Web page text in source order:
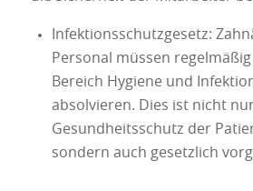
Infektionsschutzgesetz:
Personal müssen
Bereich Hygiene und
absolvieren. Dies ist nicht
Gesundheitsschutz der
sondern auch gesetzlich